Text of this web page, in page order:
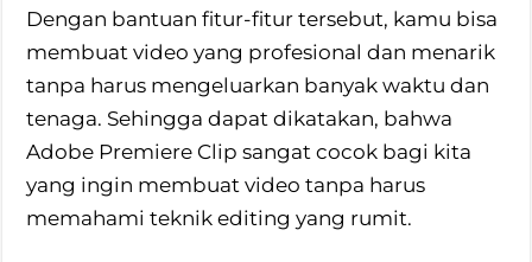
Dengan bantuan fitur-fitur tersebut, kamu bisa
membuat video yang profesional dan menarik
tanpa harus mengeluarkan banyak waktu dan
tenaga. Sehingga dapat dikatakan, bahwa
Adobe Premiere Clip sangat cocok bagi kita
yang ingin membuat video tanpa harus
memahami teknik editing yang rumit.